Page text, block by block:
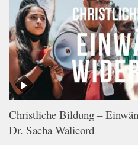
Christliche Bildung –
Dr. Sacha Walicord